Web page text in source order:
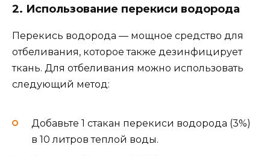
2. Использование перекиси водорода
Перекись водорода — мощное средство для
отбеливания, которое также дезинфицирует
ткань. Для отбеливания можно использовать
следующий метод:
Добавьте 1 стакан перекиси водорода (3%)
в 10 литров теплой воды.